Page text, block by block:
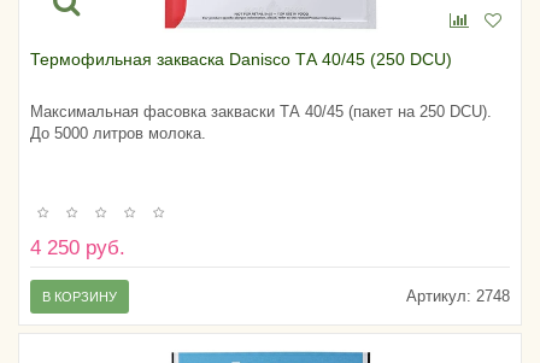
Термофильная закваска Danisco ТА 40/45 (250 DCU)
Максимальная фасовка закваски ТА 40/45 (пакет на 250 DCU).
До 5000 литров молока.
4 250 руб.
Артикул: 2748
В КОРЗИНУ